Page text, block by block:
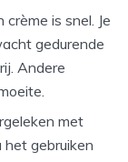
is snel. Je
gedurende
Andere
met
het gebruiken